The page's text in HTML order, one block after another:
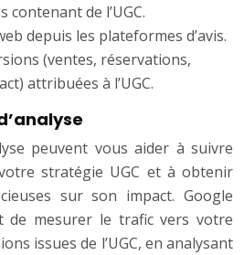
de l’UGC.
depuis les plateformes d’avis.
(ventes, réservations,
attribuées à l’UGC.
peuvent vous aider à suivre
stratégie UGC et à obtenir
sur son impact. Google
de mesurer le trafic vers votre
issues de l’UGC, en analysant